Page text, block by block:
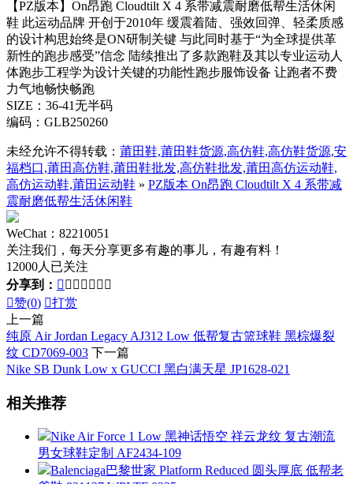
【PZ版本】On昂跑 Cloudtilt X 4 系带减震耐磨低帮生活休闲
鞋 此运动品牌 开创于2010年 缓震着陆、强效回弹、轻柔质感
的设计构思始终是ON研制关键 与此同时基于“为全球提供革
新性的跑步感受”信念 陆续推出了多款跑鞋及其以专业运动人
体跑步工程学为设计关键的功能性跑步服饰设备 让跑者不费
力气地畅快畅跑
SIZE：36-41无半码
编码：GLB250260
未经允许不得转载： 莆田鞋,莆田鞋货源,高仿鞋,高仿鞋货源,安
福档口,莆田高仿鞋,莆田鞋批发,高仿鞋批发,莆田高仿运动鞋,
高仿运动鞋,莆田运动鞋 » PZ版本 On昂跑 Cloudtilt X 4 系带减
震耐磨低帮生活休闲鞋
WeChat：82210051
关注我们，每天分享更多有趣的事儿，有趣有料！
12000人已关注
分享到：       
赞(0) 打赏
上一篇
纯原 Air Jordan Legacy AJ312 Low 低帮复古篮球鞋 黑棕爆裂
纹 CD7069-003 下一篇
Nike SB Dunk Low x GUCCI 黑白满天星 JP1628-021
相关推荐
Nike Air Force 1 Low 黑神话悟空 祥云龙纹 复古潮流
男女球鞋定制 AF2434-109
Balenciaga巴黎世家 Platform Reduced 圆头厚底 低帮老